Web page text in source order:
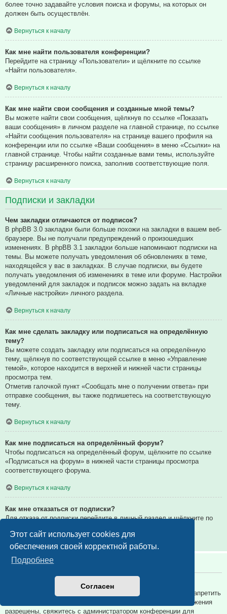
Этот сайт использует cookies для
обеспечения своей корректной работы.
Подробнее
Согласен
более точно задавайте условия поиска и форумы, на которых он
должен быть осуществлён.
Вернуться к началу
Как мне найти пользователя конференции?
Перейдите на страницу «Пользователи» и щёлкните по ссылке
«Найти пользователя».
Вернуться к началу
Как мне найти свои сообщения и созданные мной темы?
Вы можете найти свои сообщения, щёлкнув по ссылке «Показать
ваши сообщения» в личном разделе на главной странице, по ссылке
«Найти сообщения пользователя» на странице вашего профиля на
конференции или по ссылке «Ваши сообщения» в меню «Ссылки» на
главной странице. Чтобы найти созданные вами темы, используйте
страницу расширенного поиска, заполнив соответствующие поля.
Вернуться к началу
Подписки и закладки
Чем закладки отличаются от подписок?
В phpBB 3.0 закладки были больше похожи на закладки в вашем веб-
браузере. Вы не получали предупреждений о произошедших
изменениях. В phpBB 3.1 закладки больше напоминают подписки на
темы. Вы можете получать уведомления об обновлениях в теме,
находящейся у вас в закладках. В случае подписки, вы будете
получать уведомления об изменениях в теме или форуме. Настройки
уведомлений для закладок и подписок можно задать на вкладке
«Личные настройки» личного раздела.
Вернуться к началу
Как мне сделать закладку или подписаться на определённую
тему?
Вы можете создать закладку или подписаться на определённую
тему, щёлкнув по соответствующей ссылке в меню «Управление
темой», которое находится в верхней и нижней части страницы
просмотра тем.
Отметив галочкой пункт «Сообщать мне о получении ответа» при
отправке сообщения, вы также подпишетесь на соответствующую
тему.
Вернуться к началу
Как мне подписаться на определённый форум?
Чтобы подписаться на определённый форум, щёлкните по ссылке
«Подписаться на форум» в нижней части страницы просмотра
соответствующего форума.
Вернуться к началу
Как мне отказаться от подписки?
Для отказа от подписки перейдите в личный раздел и щёлкните по
Вернуться к началу
Вложения
Какие вложения разрешены на этой конференции?
Администратор каждой конференции может разрешить или запретить
определённые типы вложений. Если вы не знаете, какие вложения
разрешены, свяжитесь с администратором конференции для